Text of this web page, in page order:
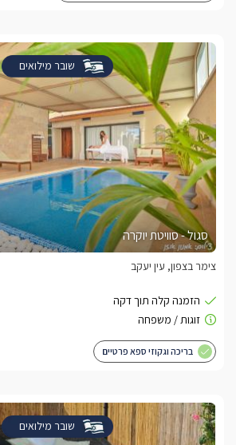
שובר מילואים
סגול - סוויטת יוקרה
צימר בצפון, עין יעקב
בריכה וגקוזי ספא פרטיים
שובר מילואים